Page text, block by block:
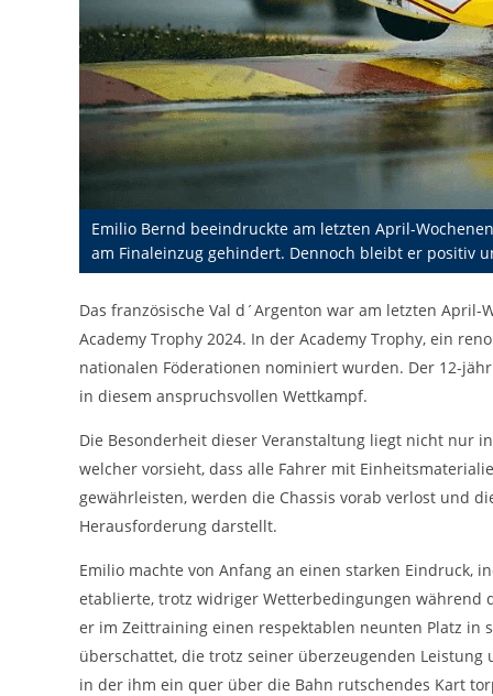
Emilio Bernd beeindruckte am letzten April-
am Finaleinzug gehindert. Dennoch bleibt er positiv
Das französische Val d´Argenton war am letzten
Academy Trophy 2024. In der Academy Trophy, ein
nationalen Föderationen nominiert wurden. Der 12-
in diesem anspruchsvollen Wettkampf.
Die Besonderheit dieser Veranstaltung liegt nicht nur
welcher vorsieht, dass alle Fahrer mit
gewährleisten, werden die Chassis vorab verlost und
Herausforderung darstellt.
Emilio machte von Anfang an einen starken Eindruck,
etablierte, trotz widriger Wetterbedingungen während
er im Zeittraining einen respektablen neunten Platz in
überschattet, die trotz seiner überzeugenden Leistung
in der ihm ein quer über die Bahn rutschendes Kart
grundlegende Funktionen ermöglichen. Ohne diese Cookies kann die
Website nicht richtig funktionieren.
Background Image
gw-cookie-bgimage
Anbieter: DMSB
Zweck:
Dieser Cookie speichert Informationen zu
verwendeten Hintergrundbildern der
Website.
Cookie Consent
Name: cookie_consent
Anbieter: DMSB
Dieser Cookie speichert die gewählten
Cookie-Einstellungen.
12 Monate
Statistiken
Cookies, die der Sammlung von Informationen und Erstellung von
Berichten über die Website-Nutzungsstatistik dienen, ohne dass
einzelne Besucher persönlich identifiziert werden können.